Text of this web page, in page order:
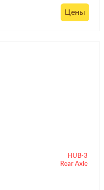
Цены
HUB-3
Rear Axle